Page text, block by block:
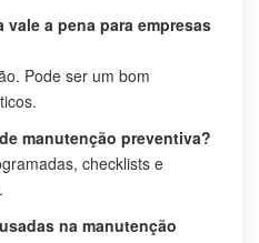
a pena para empresas
Pode ser um bom
manutenção preventiva?
checklists e
na manutenção